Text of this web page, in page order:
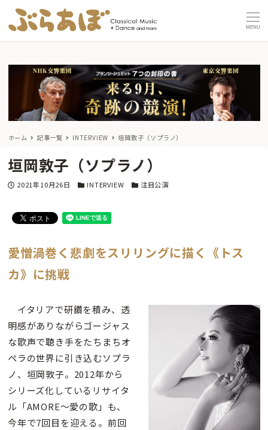
MENU
ホーム 記事一覧 INTERVIEW 垣岡敦子（ソプラノ）
垣岡敦子（ソプラノ）
投稿日
2021年10月26日 カテゴリー
INTERVIEW カテゴリー
注目公演
愛憎渦巻く悲劇をスリリングに描く《トス
カ》に挑戦
イタリアで研鑽を積み、透
明感がありながらゴージャス
な歌声で聴き手をたちまちオ
ペラの世界に引き込むソプラ
ノ、垣岡敦子。2012年から
シリーズ化しているリサイタ
ル「AMORE〜愛の歌」も、
今年で7回目を迎える。前回